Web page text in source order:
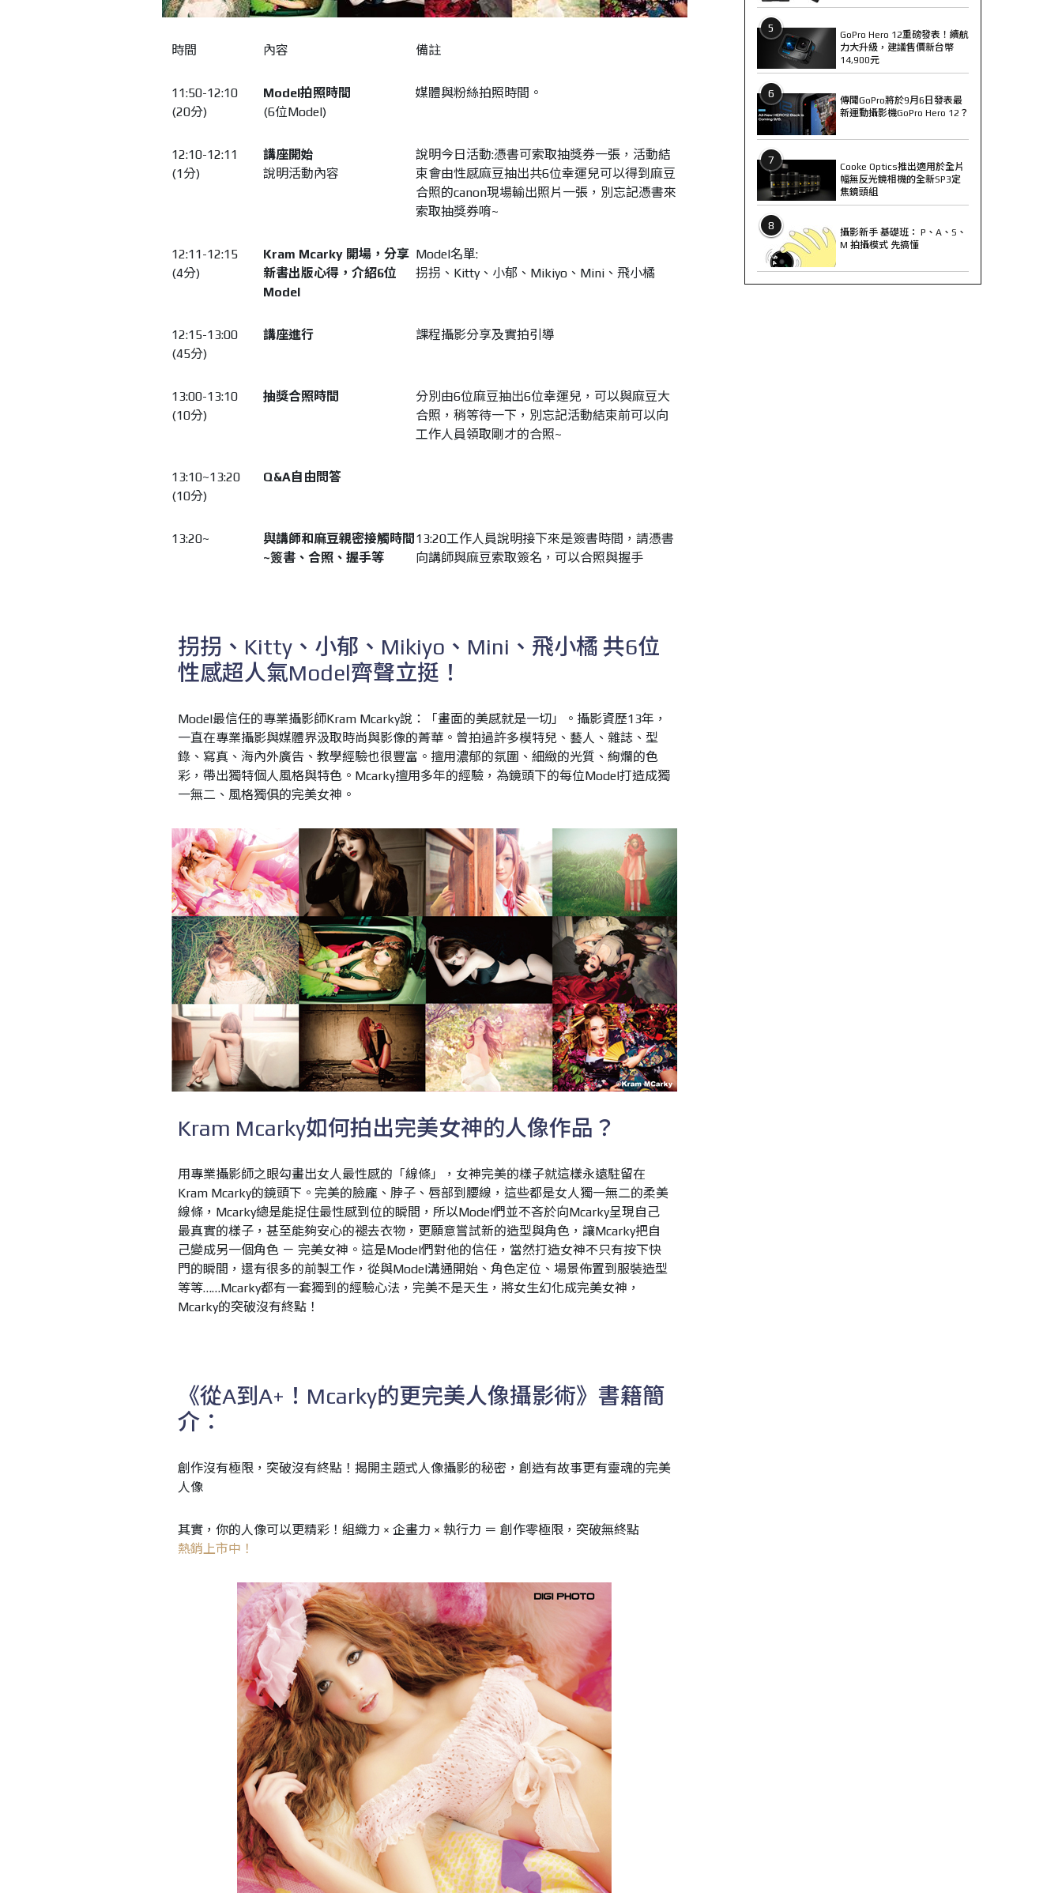
時間 內容 備註
11:50-12:10
(20分)
Model拍照時間
(6位Model)
媒體與粉絲拍照時間。
12:10-12:11
(1分)
講座開始
說明活動內容
說明今日活動:憑書可索取抽獎券一張，活動結
束會由性感麻豆抽出共6位幸運兒可以得到麻豆
合照的canon現場輸出照片一張，別忘記憑書來
索取抽獎券唷~
12:11-12:15
(4分)
Kram Mcarky 開場，分享
新書出版心得，介紹6位
Model
Model名單:
拐拐、Kitty、小郁、Mikiyo、Mini、飛小橘
12:15-13:00
(45分)
講座進行 課程攝影分享及實拍引導
13:00-13:10
(10分)
抽獎合照時間
分別由6位麻豆抽出6位幸運兒，可以與麻豆大
合照，稍等待一下，別忘記活動結束前可以向
工作人員領取剛才的合照~
13:10~13:20
(10分)
Q&A自由問答
13:20~
與講師和麻豆親密接觸時間
~簽書、合照、握手等
13:20工作人員說明接下來是簽書時間，請憑書
向講師與麻豆索取簽名，可以合照與握手
拐拐、Kitty、小郁、Mikiyo、Mini、飛小橘 共6位
性感超人氣Model齊聲立挺！
Model最信任的專業攝影師Kram Mcarky說：「畫面的美感就是一切」。攝影資歷13年，
一直在專業攝影與媒體界汲取時尚與影像的菁華。曾拍過許多模特兒、藝人、雜誌、型
錄、寫真、海內外廣告、教學經驗也很豐富。擅用濃郁的氛圍、細緻的光質、絢爛的色
彩，帶出獨特個人風格與特色。Mcarky擅用多年的經驗，為鏡頭下的每位Model打造成獨
一無二、風格獨俱的完美女神。
Kram Mcarky如何拍出完美女神的人像作品？
用專業攝影師之眼勾畫出女人最性感的「線條」，女神完美的樣子就這樣永遠駐留在
Kram Mcarky的鏡頭下。完美的臉龐、脖子、唇部到腰線，這些都是女人獨一無二的柔美
線條，Mcarky總是能捉住最性感到位的瞬間，所以Model們並不吝於向Mcarky呈現自己
最真實的樣子，甚至能夠安心的褪去衣物，更願意嘗試新的造型與角色，讓Mcarky把自
己變成另一個角色 － 完美女神。這是Model們對他的信任，當然打造女神不只有按下快
門的瞬間，還有很多的前製工作，從與Model溝通開始、角色定位、場景佈置到服裝造型
等等……Mcarky都有一套獨到的經驗心法，完美不是天生，將女生幻化成完美女神，
Mcarky的突破沒有終點！
《從A到A+！Mcarky的更完美人像攝影術》書籍簡
介：
創作沒有極限，突破沒有終點！揭開主題式人像攝影的秘密，創造有故事更有靈魂的完美
人像
其實，你的人像可以更精彩！組織力 × 企畫力 × 執行力 ＝ 創作零極限，突破無終點
熱銷上市中！
5
GoPro Hero 12重磅發表！續航
力大升級，建議售價新台幣
14,900元
6
傳聞GoPro將於9月6日發表最
新運動攝影機GoPro Hero 12？
7
Cooke Optics推出適用於全片
幅無反光鏡相機的全新SP3定
焦鏡頭組
8
攝影新手 基礎班： P、A、S、
M 拍攝模式 先搞懂